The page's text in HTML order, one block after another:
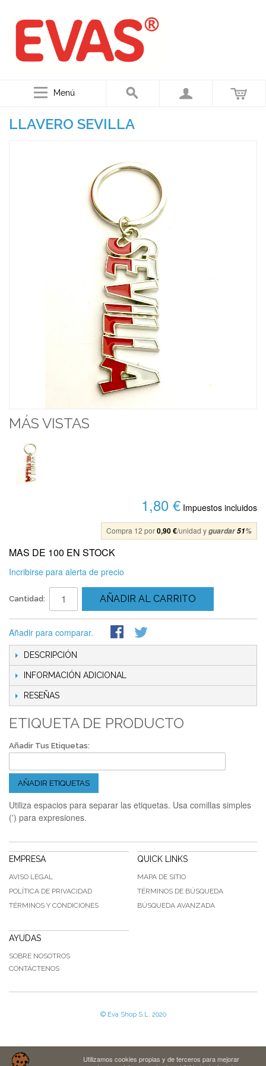
Menú
LLAVERO SEVILLA
MÁS VISTAS
1,80 € Impuestos incluidos
Compra 12 por0,90 €/unidad yguardar51%
MAS DE 100 EN STOCK
Incribirse para alerta de precio
Cantidad: AÑADIR AL CARRITO
Añadir para comparar.
DESCRIPCIÓN
INFORMACIÓN ADICIONAL
RESEÑAS
ETIQUETA DE PRODUCTO
Añadir Tus Etiquetas:
AÑADIR ETIQUETAS
Utiliza espacios para separar las etiquetas. Usa comillas simples
(') para expresiones.
EMPRESA
AVISO LEGAL
POLÍTICA DE PRIVACIDAD
TÉRMINOS Y CONDICIONES
QUICK LINKS
MAPA DE SITIO
TÉRMINOS DE BÚSQUEDA
BÚSQUEDA AVANZADA
AYUDAS
SOBRE NOSOTROS
CONTÁCTENOS
© Eva Shop S.L. 2020
Utilizamos cookies propias y de terceros para mejorar